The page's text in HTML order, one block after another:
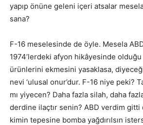
yapıp önüne geleni içeri atsalar
sana?
F-16 meselesinde de öyle. Mesela
1974’lerdeki afyon hikâyesinde olduğu
ürünlerini ekmesini yasaklasa,
nevi ‘ulusal onur’dur. F-16 niye peki?
mı yiyecen? Daha fazla silah, daha
derdine ilaçtır senin? ABD verdim gitti
kimin tepesine bomba yağdırılsın